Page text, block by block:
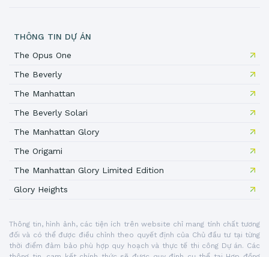
THÔNG TIN DỰ ÁN
The Opus One
The Beverly
The Manhattan
The Beverly Solari
The Manhattan Glory
The Origami
The Manhattan Glory Limited Edition
Glory Heights
Thông tin, hình ảnh, các tiện ích trên website chỉ mang tính chất tương
đối và có thể được điều chỉnh theo quyết định của Chủ đầu tư tại từng
thời điểm đảm bảo phù hợp quy hoạch và thực tế thi công Dự án. Các